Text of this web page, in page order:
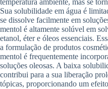
temperatura ambiente, mas se
Sua solubilidade em água é
se dissolve facilmente em
mentol é altamente solúvel em
etanol, éter e óleos essenciais.
a formulação de produtos
mentol é frequentemente
soluções oleosas. A baixa
contribui para a sua liberação
tópicas, proporcionando um